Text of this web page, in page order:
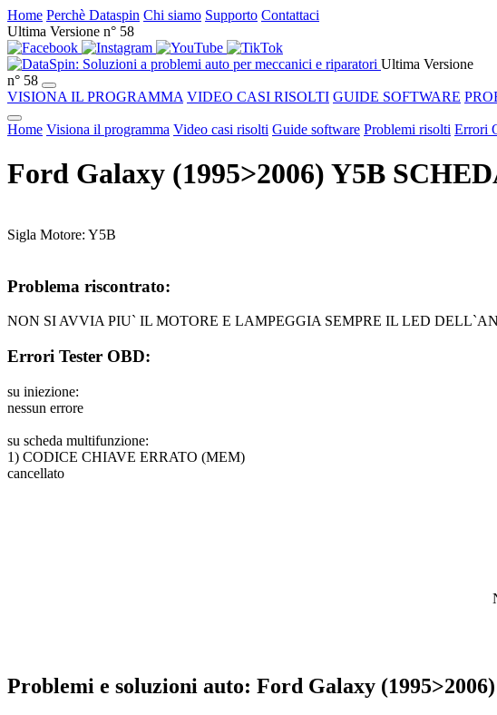
Home Perchè Dataspin Chi siamo Supporto Contattaci
Ultima Versione n° 58
Ultima Versione
n° 58
VISIONA IL PROGRAMMA VIDEO CASI RISOLTI GUIDE SOFTWARE
Home Visiona il programma Video casi risolti Guide software Problemi risolti Errori
Ford Galaxy (1995>2006) Y5B
Sigla Motore: Y5B
Problema riscontrato:
NON SI AVVIA PIU` IL MOTORE E LAMPEGGIA SEMPRE IL LED
Errori Tester OBD:
su iniezione:
nessun errore
su scheda multifunzione:
1) CODICE CHIAVE ERRATO (MEM)
cancellato
Problemi e soluzioni auto: Ford Galaxy (1995>2006)